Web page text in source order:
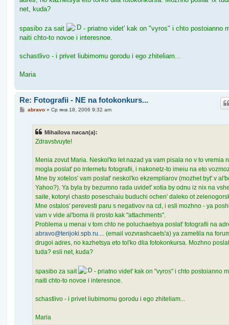
net, kuda?
spasibo za sait
- priatno videt' kak on "vyros" i chto postoianno
naiti chto-to novoe i interesnoe.
schastlivo - i privet liubimomu gorodu i ego zhiteliam...
Maria
Re: Fotografii - NE na fotokonkurs...
Сabravo» Ср янв 18, 2006 9:32 am
Mihailova писал(а):
Zdravstvuyte!
Menia zovut Maria. Neskol'ko let nazad ya vam pisala no v to vremia
mogla poslat' po internetu fotografii, i nakonetz-to imeiu na eto
Mne by xotelos' vam poslat' neskol'ko ekzempliarov (mozhet byt' v
Yahoo?). Ya byla by bezumno rada uvidet' xotia by odnu iz nix na
saite, kotoryi chasto poseschaiu buduchi ochen' daleko ot
Mne ostalos' perevesti paru s negativov na cd, i esli mozhno - ya
vam v vide al'boma ili prosto kak "attachments".
Problema u menai v tom chto ne poluchaetsya poslat' fotografii na
abravo@terijoki.spb.ru.... (email vozvrashcaets'a) ya zametila na
drugoi adres, no kazhetsya eto tol'ko dlia fotokonkursa. Mozhno
tuda? esli net, kuda?
spasibo za sait
- priatno videt' kak on "vyros" i chto postoianno
naiti chto-to novoe i interesnoe.
schastlivo - i privet liubimomu gorodu i ego zhiteliam...
Maria